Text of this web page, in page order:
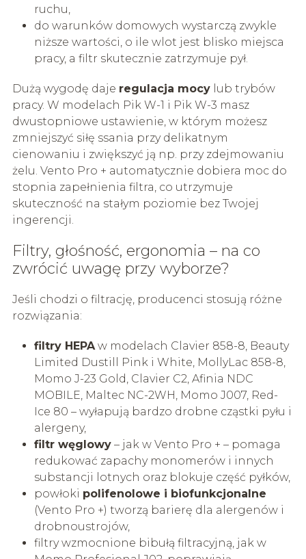
ruchu,
do warunków domowych wystarczą zwykle
niższe wartości, o ile wlot jest blisko miejsca
pracy, a filtr skutecznie zatrzymuje pył.
Dużą wygodę daje regulacja mocylub trybów
pracy. W modelach Pik W-1 i Pik W-3 masz
dwustopniowe ustawienie, w którym możesz
zmniejszyć siłę ssania przy delikatnym
cienowaniu i zwiększyć ją np. przy zdejmowaniu
żelu. Vento Pro + automatycznie dobiera moc do
stopnia zapełnienia filtra, co utrzymuje
skuteczność na stałym poziomie bez Twojej
ingerencji.
Filtry, głośność, ergonomia – na co
zwrócić uwagę przy wyborze?
Jeśli chodzi o filtrację, producenci stosują różne
rozwiązania:
filtry HEPAw modelach Clavier 858-8, Beauty
Limited Dustill Pink i White, MollyLac 858-8,
Momo J-23 Gold, Clavier C2, Afinia NDC
MOBILE, Maltec NC-2WH, Momo J007, Red-
Ice 80 – wyłapują bardzo drobne cząstki pyłu i
alergeny,
filtr węglowy– jak w Vento Pro + – pomaga
redukować zapachy monomerów i innych
substancji lotnych oraz blokuje część pyłków,
powłoki polifenolowe i biofunkcjonalne
(Vento Pro +) tworzą barierę dla alergenów i
drobnoustrojów,
filtry wzmocnione bibułą filtracyjną, jak w